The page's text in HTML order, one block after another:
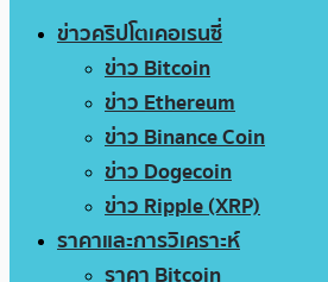
ข่าวคริปโตเคอเรนซี่
ข่าว Bitcoin
ข่าว Ethereum
ข่าว Binance Coin
ข่าว Dogecoin
ข่าว Ripple (XRP)
ราคาและการวิเคราะห์